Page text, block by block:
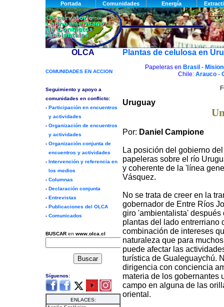
Plantas de celulosa en
Papeleras en Brasil -
Chile: Arauco-
Uruguay
Por: Daniel Campione
La posición del gobierno
papeleras sobre el río
y coherente de la 'línea
Vásquez.
No se trata de creer en la
gobernador de Entre Ríos
giro 'ambientalista'
plantas del lado entrerriano
combinación de intereses
naturaleza que para
puede afectar las
turística de Gualeguaychú.
dirigencia con conciencia
materia de los gobernantes
campo en alguna de las
oriental.